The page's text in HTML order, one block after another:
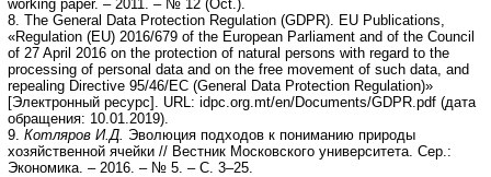
working paper. – 2011. – № 12 (Oct.).
8. The General Data Protection Regulation (GDPR). EU Publications,
«Regulation (EU) 2016/679 of the European Parliament and of the Council
of 27 April 2016 on the protection of natural persons with regard to the
processing of personal data and on the free movement of such data, and
repealing Directive 95/46/EC (General Data Protection Regulation)»
[Электронный ресурс]. URL: idpc.org.mt/en/Documents/GDPR.pdf (дата
обращения: 10.01.2019).
9. Котляров И.Д. Эволюция подходов к пониманию природы
хозяйственной ячейки // Вестник Московского университета. Сер.:
Экономика. – 2016. – № 5. – С. 3–25.